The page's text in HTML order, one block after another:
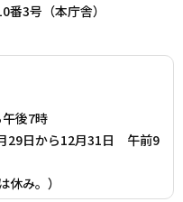
3号（本庁舎）
後7時
29日から12月31日 午前9
休み。）